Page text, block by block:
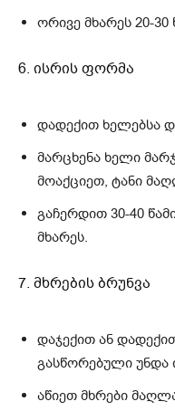
ორივე მხარეს 20-
6. ისრის ფორმა
დადექით ხელებსა
მარცხენა ხელი
მოაქციეთ, ტანი
გაჩერდით 30-40
მხარეს.
7. მხრების ბრუნვა
დაჯექით ან
გასწორებული უნდა
აწიეთ მხრები